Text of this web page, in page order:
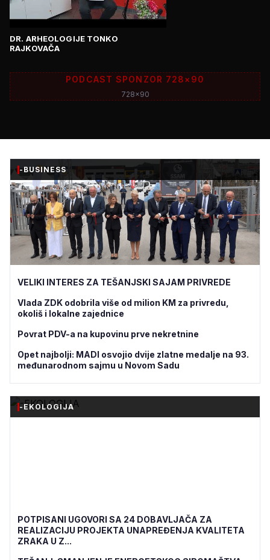
DR. ARHEOLOGIJE TONKO
RAJKOVAČA
PODCAST SPONZOR 728×90
728x90
-BUSINESS
VELIKI INTERES ZA TEŠANJSKI SAJAM PRIVREDE
Vlada ZDK odobrila više od milion KM za privredu,
okoliš i lokalne zajednice
Povrat PDV-a na kupovinu prve nekretnine
Opet najbolji: MADI osvojio dvije zlatne medalje na 93.
međunarodnom sajmu u Novom Sadu
-EKOLOGIJA
POTPISANI UGOVORI SA 24 DOBAVLJAČA ZA
REALIZACIJU PROJEKTA UNAPREĐENJA KVALITETA
ZRAKA U Z...